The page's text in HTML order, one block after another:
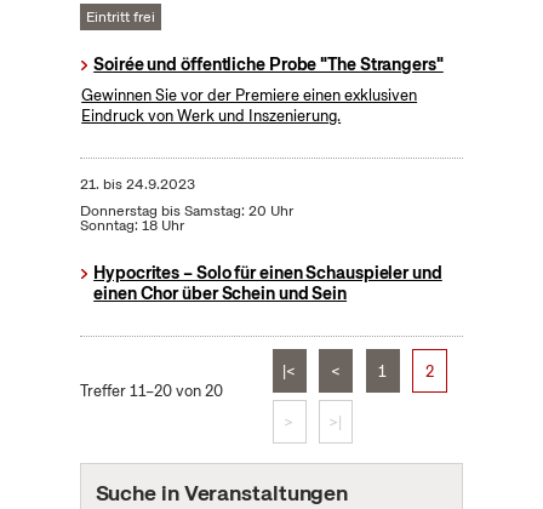
Eintritt frei
Soirée und öffentliche Probe "The Strangers"
Gewinnen Sie vor der Premiere einen exklusiven
Eindruck von Werk und Inszenierung.
21. bis24.9.2023
Donnerstag bis Samstag: 20 Uhr
Sonntag: 18 Uhr
Hypocrites – Solo für einen Schauspieler und
einen Chor über Schein und Sein
Treffer 11–20 von 20
|< < 1 2
> >|
Suche in Veranstaltungen